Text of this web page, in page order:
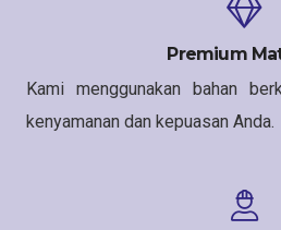
Premium
Kami menggunakan bahan
kenyamanan dan kepuasan Anda.